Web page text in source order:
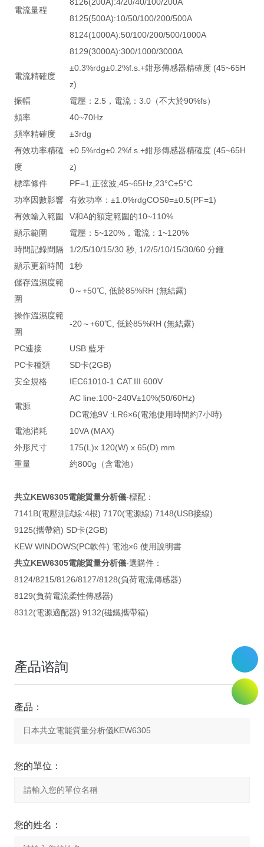
電流量程
8126(200A):4/20/40/100/200A
8125(500A):10/50/100/200/500A
8124(1000A):50/100/200/500/1000A
8129(3000A):300/1000/3000A
電流精確度
±0.3%rdg±0.2%f.s.+鉗形傳感器精確度 (45~65H
z)
振幅
電壓：2.5，電流：3.0（不大於90%fs）
頻率
40~70Hz
頻率精確度
±3rdg
有效功率精確
度
±0.5%rdg±0.2%f.s.+鉗形傳感器精確度 (45~65H
z)
標準條件
PF=1,正弦波,45~65Hz,23°C±5°C
功率因數影響
有效功率：±1.0%rdgCOSθ=±0.5(PF=1)
有效輸入範圍
V和A的額定範圍的10~110%
顯示範圍
電壓：5~120%，電流：1~120%
時間記錄間隔
1/2/5/10/15/30 秒, 1/2/5/10/15/30/60 分鍾
顯示更新時間
1秒
儲存溫濕度範
圍
0～+50℃, 低於85%RH (無結露)
操作溫濕度範
圍
-20～+60℃, 低於85%RH (無結露)
PC連接
USB 藍牙
PC卡種類
SD卡(2GB)
安全規格
IEC61010-1 CAT.III 600V
電源
AC line:100~240V±10%(50/60Hz)
DC電池9V :LR6×6(電池使用時間約7小時)
電池消耗
10VA (MAX)
外形尺寸
175(L)x 120(W) x 65(D) mm
重量
約800g（含電池）
共立KEW6305電能質量分析儀-標配：
7141B(電壓測試線:4根) 7170(電源線) 7148(USB接線)
9125(攜帶箱) SD卡(2GB)
KEW WINDOWS(PC軟件) 電池×6 使用說明書
共立KEW6305電能質量分析儀-選購件：
8124/8215/8126/8127/8128(負荷電流傳感器)
8129(負荷電流柔性傳感器)
8312(電源適配器) 9132(磁鐵攜帶箱)
產品谘詢
產品：
您的單位：
您的姓名：